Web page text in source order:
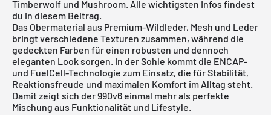
Timberwolf und Mushroom. Alle wichtigsten Infos findest
du in diesem Beitrag.
Das Obermaterial aus Premium-Wildleder, Mesh und Leder
bringt verschiedene Texturen zusammen, während die
gedeckten Farben für einen robusten und dennoch
eleganten Look sorgen. In der Sohle kommt die ENCAP-
und FuelCell-Technologie zum Einsatz, die für Stabilität,
Reaktionsfreude und maximalen Komfort im Alltag steht.
Damit zeigt sich der 990v6 einmal mehr als perfekte
Mischung aus Funktionalität und Lifestyle.